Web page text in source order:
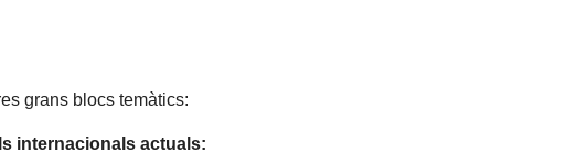
grans blocs temàtics:
internacionals actuals: